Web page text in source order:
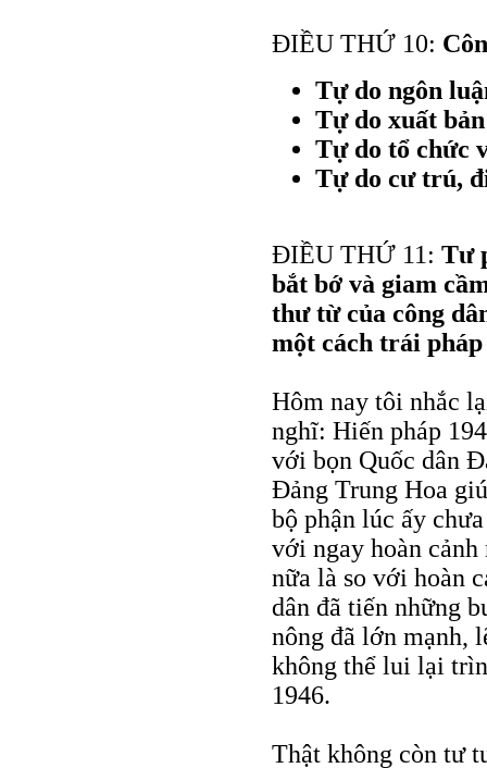
ĐIỀU THỨ 10:
Tự do ngôn
Tự do xuất bản
Tự do tổ chức
Tự do cư trú,
ĐIỀU THỨ 11: Tư
bắt bớ và giam
thư từ của công
một cách trái
Hôm nay tôi nhắc
nghĩ: Hiến pháp
với bọn Quốc dân
Đảng Trung Hoa
bộ phận lúc ấy
với ngay hoàn cảnh
nữa là so với hoàn
dân đã tiến những
nông đã lớn mạnh,
không thể lui lại
1946.
Thật không còn tư